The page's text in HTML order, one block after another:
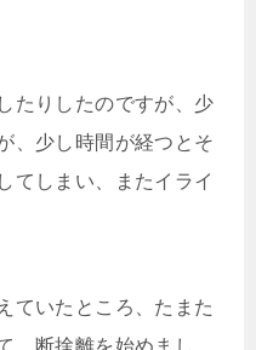
たりしたのですが、少
、少し時間が経つとそ
てしまい、またイライ
ていたところ、たまた
、断捨離を始めまし